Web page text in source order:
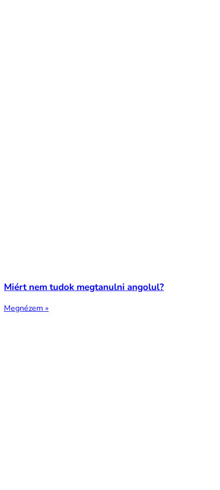
Miért nem tudok megtanulni angolul?
Megnézem »